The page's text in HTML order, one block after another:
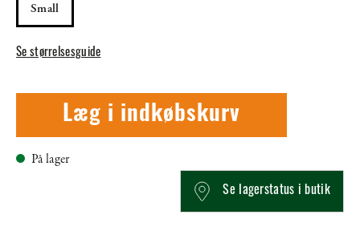
Small
Se størrelsesguide
Læg i indkøbskurv
På lager
Se lagerstatus i butik